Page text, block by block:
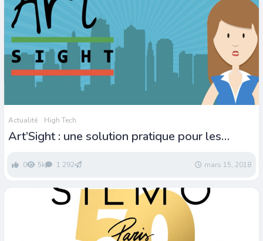
Actualité High Tech
Art’Sight : une solution pratique pour les
0 5k 1 292 mars 15, 2018